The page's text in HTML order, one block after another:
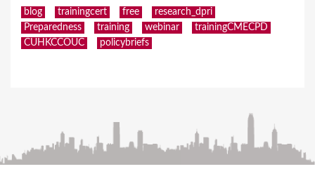
blog trainingcert free
research_dpri
Preparedness
training webinar
trainingCMECPD
CUHKCCOUC
policybriefs